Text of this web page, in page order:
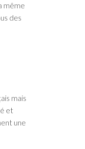
même
des
mais
et
une